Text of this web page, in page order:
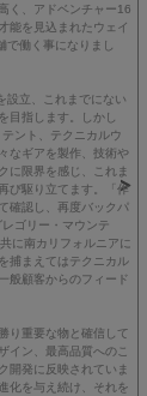
く、アドベンチャー16
能を見込まれたウェイ
働く事になりまし
設立、これまでにない
目指します。しかし
ント、テクニカルウ
なギアを製作、技術や
に限界を感じ、これま
び駆り立てます。「作
確認し、再度バックパ
ゴリー・マウンテ
に南カリフォルニアに
捕まえてはテクニカル
般顧客からのフィード
り重要な物と確信して
イン、最高品質へのこ
開発に反映されていま
化を与え続け、それを